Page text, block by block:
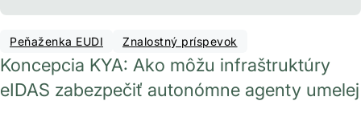
Peňaženka EUDI Znalostný príspevok
Koncepcia KYA: Ako môžu infraštruktúry
eIDAS zabezpečiť autonómne agenty umelej